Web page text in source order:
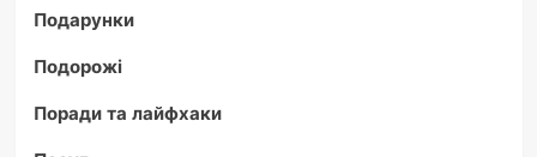
Подарунки
Подорожі
Поради та лайфхаки